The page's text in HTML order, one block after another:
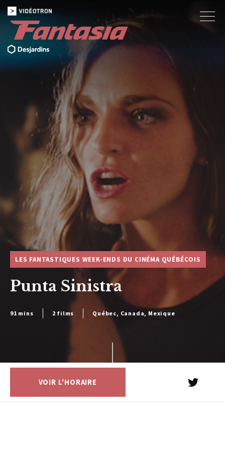
LES FANTASTIQUES WEEK-ENDS DU CINÉMA QUÉBÉCOIS
Punta Sinistra
91 mins 2 films Québec, Canada, Mexique
VOIR L'HORAIRE